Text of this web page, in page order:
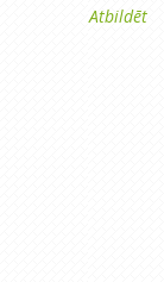
Atbildēt